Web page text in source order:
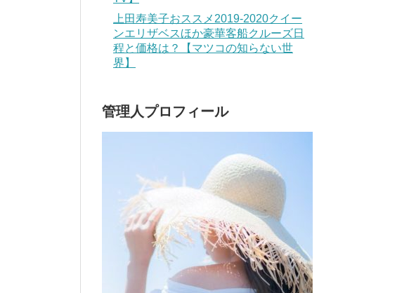
上田寿美子おススメ2019-2020クイー
ンエリザベスほか豪華客船クルーズ日
程と価格は？【マツコの知らない世
界】
管理人プロフィール